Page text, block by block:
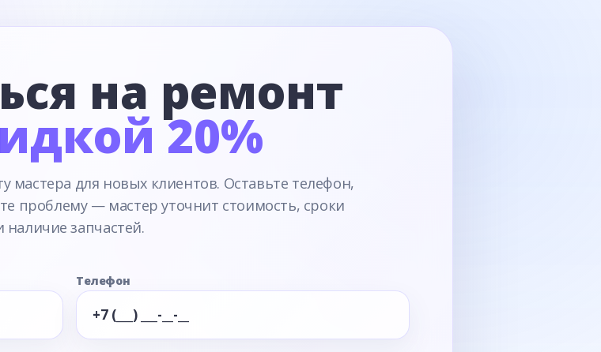
на ремонт
20%
мастера для новых клиентов. Оставьте телефон,
проблему — мастер уточнит стоимость, сроки
наличие запчастей.
Телефон